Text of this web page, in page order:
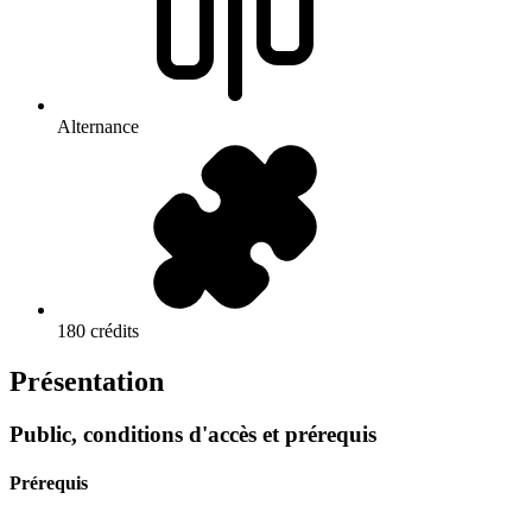
Alternance
180 crédits
Présentation
Public, conditions d'accès et prérequis
Prérequis